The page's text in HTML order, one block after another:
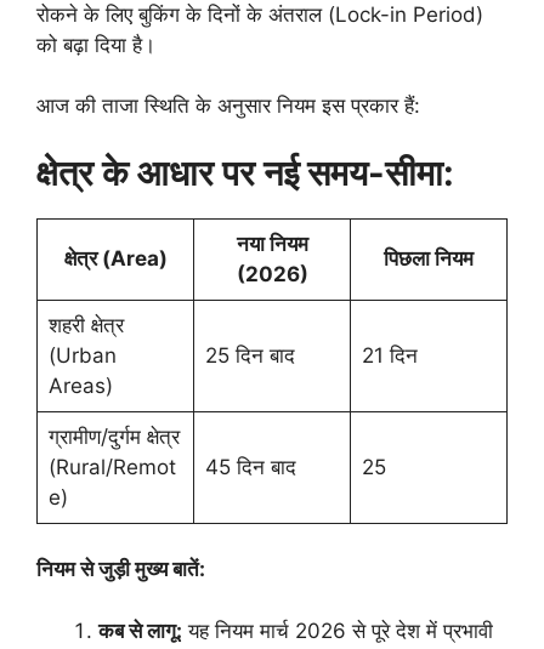
रोकने के लिए बुकिंग के दिनों के अंतराल (Lock-in Period)
को बढ़ा दिया है।
​आज की ताजा स्थिति के अनुसार नियम इस प्रकार हैं:
क्षेत्र के आधार पर नई समय-सीमा:
क्षेत्र (Area)
नया नियम
(2026)
पिछला नियम
शहरी क्षेत्र
(Urban
Areas)
25 दिन बाद 21 दिन
ग्रामीण/दुर्गम क्षेत्र
(Rural/Remot
e)
45 दिन बाद 25
नियम से जुड़ी मुख्य बातें:
कब से लागू: यह नियम मार्च 2026 से पूरे देश में प्रभावी